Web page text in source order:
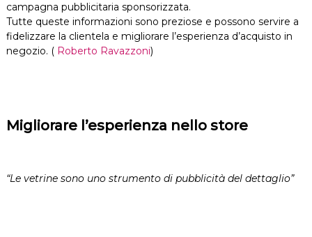
campagna pubblicitaria sponsorizzata.
Tutte queste informazioni sono preziose e possono servire a
fidelizzare la clientela e migliorare l’esperienza d’acquisto in
negozio. (Roberto Ravazzoni)
Migliorare l’esperienza nello store
“Le vetrine sono uno strumento di pubblicità del dettaglio”